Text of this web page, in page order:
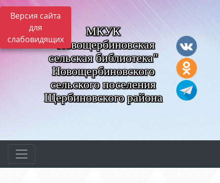
Версия сайта
для
слабовидящих
МКУК
"Новощербиновская
сельская библиотека"
Новощербиновского
сельского поселения
Щербиновского района